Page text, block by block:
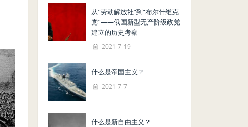
从“劳动解放社”到“布尔什维克
党”——俄国新型无产阶级政党
建立的历史考察
2021-7-19
什么是帝国主义？
2021-7-7
什么是新自由主义？